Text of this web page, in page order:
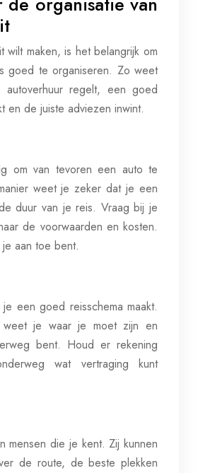
wilt maken, is het belangrijk om
goed te organiseren. Zo weet
regelt, een goed
en de juiste adviezen inwint.
om van tevoren een auto te
weet je zeker dat je een
duur van je reis. Vraag bij je
de voorwaarden en kosten.
aan toe bent.
een goed reisschema maakt.
je waar je moet zijn en
bent. Houd er rekening
wat vertraging kunt
mensen die je kent. Zij kunnen
de route, de beste plekken